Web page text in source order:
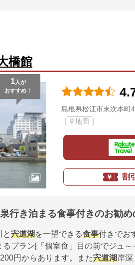
橋館
1人が
おすすめ！
島根県松江市末次本町
地図
割
行き泊まる食事付きのお勧め
と宍道湖を一望できる食事付きでお
るプラン[「個室食」目の前でジュ
円からあります。また宍道湖岸